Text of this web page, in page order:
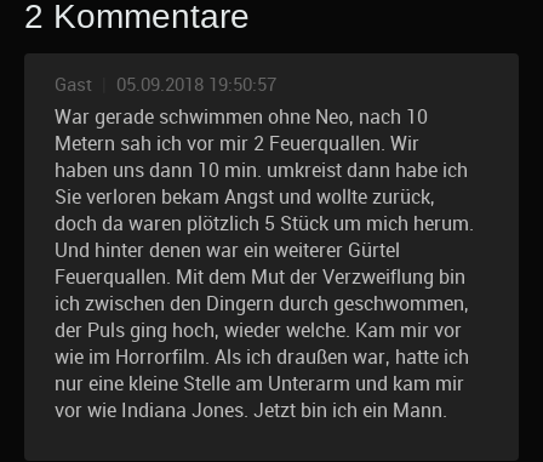
2 Kommentare
Gast 05.09.2018 19:50:57
War gerade schwimmen ohne Neo, nach 10
Metern sah ich vor mir 2 Feuerquallen. Wir
haben uns dann 10 min. umkreist dann habe ich
Sie verloren bekam Angst und wollte zurück,
doch da waren plötzlich 5 Stück um mich herum.
Und hinter denen war ein weiterer Gürtel
Feuerquallen. Mit dem Mut der Verzweiflung bin
ich zwischen den Dingern durch geschwommen,
der Puls ging hoch, wieder welche. Kam mir vor
wie im Horrorfilm. Als ich draußen war, hatte ich
nur eine kleine Stelle am Unterarm und kam mir
vor wie Indiana Jones. Jetzt bin ich ein Mann.